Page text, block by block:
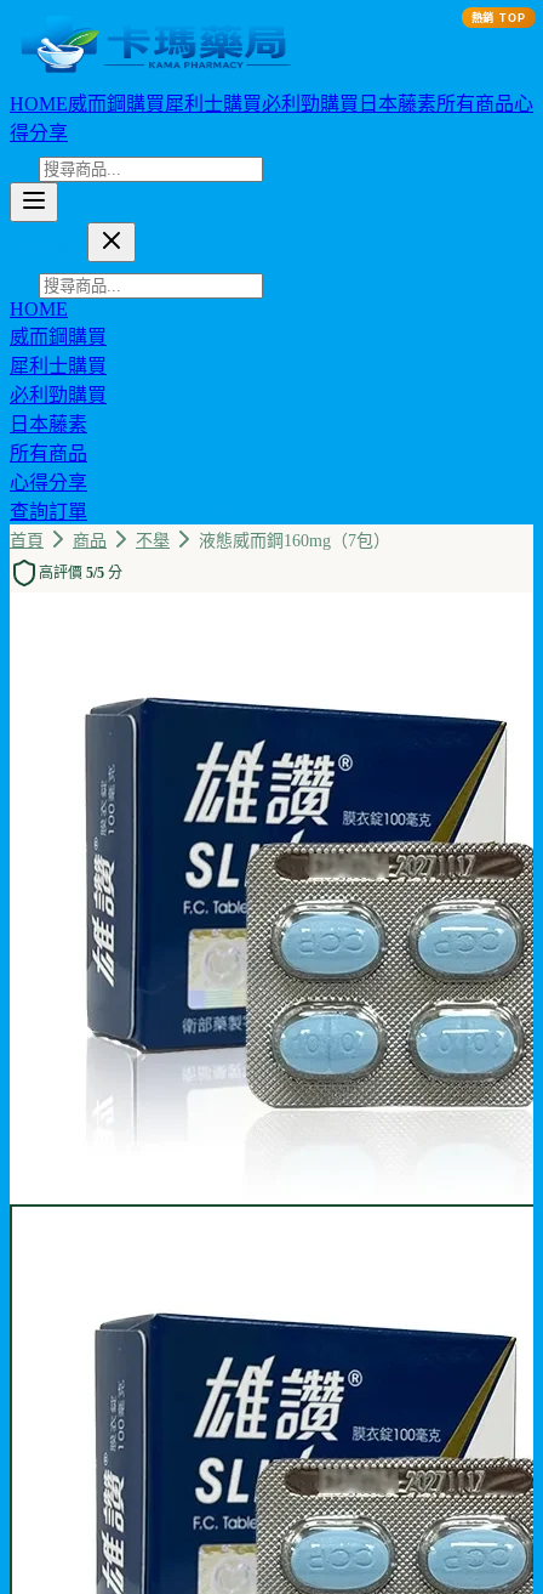
HOME威而鋼購買犀利士購買必利勁購買 日本藤素所有商品心
得分享
HOME
威而鋼購買
犀利士購買
必利勁購買
日本藤素
所有商品
心得分享
查詢訂單
首頁 商品 不舉 液態威而鋼160mg（7包）
高評價 5/5 分
熱銷 TOP